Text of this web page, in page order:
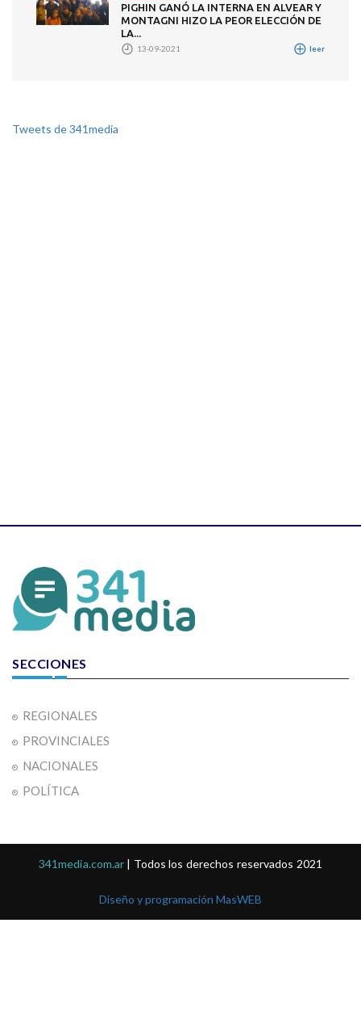
PIGHIN GANÓ LA INTERNA EN ALVEAR Y
MONTAGNI HIZO LA PEOR ELECCIÓN DE
LA...
13-09-2021 leer
Tweets de 341media
SECCIONES
REGIONALES
PROVINCIALES
NACIONALES
POLÍTICA
341media.com.ar | Todos los derechos reservados 2021
Diseño y programación MasWEB